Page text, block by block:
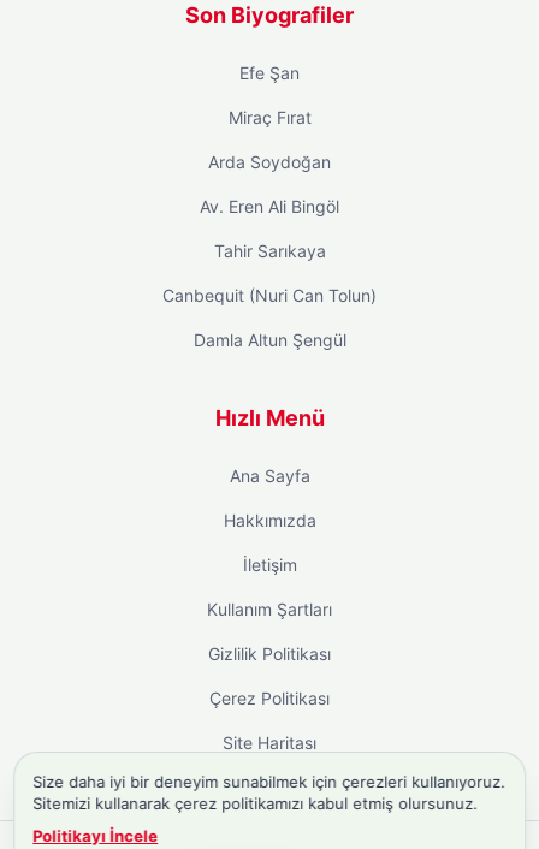
Son Biyografiler
Efe Şan
Miraç Fırat
Arda Soydoğan
Av. Eren Ali Bingöl
Tahir Sarıkaya
Canbequit (Nuri Can Tolun)
Damla Altun Şengül
Hızlı Menü
Ana Sayfa
Hakkımızda
İletişim
Kullanım Şartları
Gizlilik Politikası
Çerez Politikası
Site Haritası
Size daha iyi bir deneyim sunabilmek için çerezleri kullanıyoruz.
Sitemizi kullanarak çerez politikamızı kabul etmiş olursunuz.
Politikayı İncele